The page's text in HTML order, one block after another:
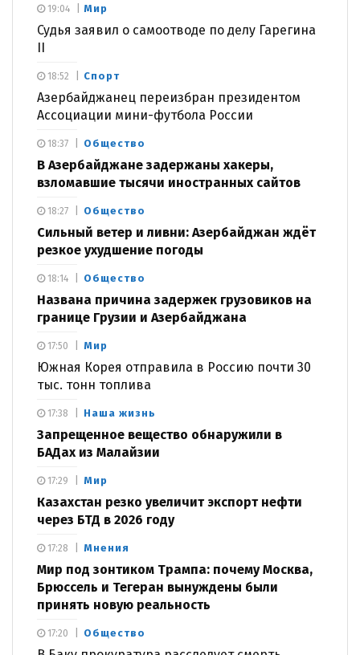
Мир
Судья заявил о самоотводе по делу Гарегина
19:04
Спорт
Азербайджанец переизбран президентом
Ассоциации мини-футбола России
18:52
Общество
В Азербайджане задержаны хакеры,
взломавшие тысячи иностранных сайтов
18:37
Общество
Сильный ветер и ливни: Азербайджан ждёт
резкое ухудшение погоды
18:27
Общество
Названа причина задержек грузовиков на
границе Грузии и Азербайджана
18:14
Мир
Южная Корея отправила в Россию почти 30
тыс. тонн топлива
17:50
Наша жизнь
Запрещенное вещество обнаружили в
БАДах из Малайзии
17:38
Мир
Казахстан резко увеличит экспорт нефти
через БТД в 2026 году
17:29
Мнения
Мир под зонтиком Трампа: почему Москва,
Брюссель и Тегеран вынуждены были
принять новую реальность
17:28
Общество
17:20